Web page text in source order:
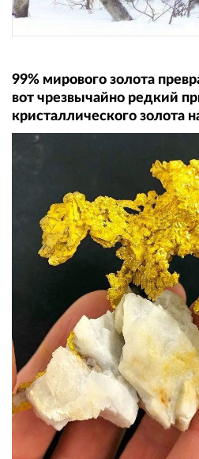
99% мирового золота
вот чрезвычайно редкий
кристаллического золота